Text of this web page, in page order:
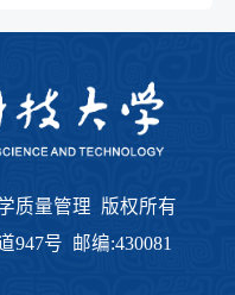
质量管理 版权所有
947号 邮编:430081